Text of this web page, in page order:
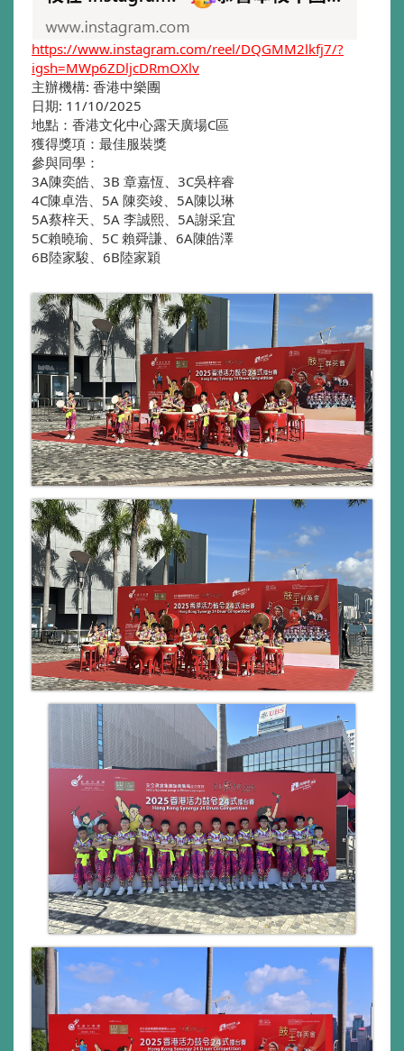
https://www.instagram.com/reel/DQGMM2lkfj7/?
igsh=MWp6ZDljcDRmOXlv
主辦機構: 香港中樂團
日期: 11/10/2025
地點：香港文化中心露天廣場C區
獲得獎項：最佳服裝獎
參與同學：
3A陳奕皓、3B 章嘉恆、3C吳梓睿
4C陳卓浩、5A 陳奕竣、5A陳以琳
5A蔡梓天、5A 李誠熙、5A謝采宜
5C賴曉瑜、5C 賴舜謙、6A陳皓澤
6B陸家駿、6B陸家穎